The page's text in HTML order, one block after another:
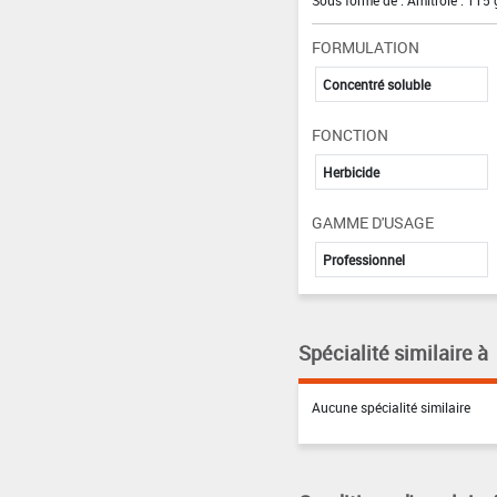
FORMULATION
Concentré soluble
FONCTION
Herbicide
GAMME D'USAGE
Professionnel
Spécialité similaire à
Aucune spécialité similaire